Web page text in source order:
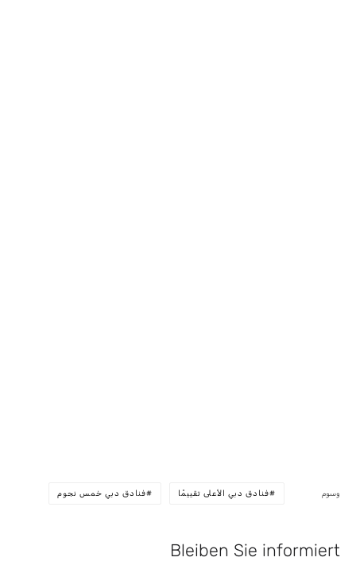
وسوم فنادق دبي الأعلى تقييمًا فنادق دبي خمس نجوم
Bleiben Sie informiert